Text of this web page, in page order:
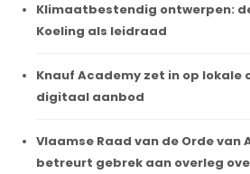
Klimaatbestendig ontwerpen:
Koeling als leidraad
Knauf Academy zet in op lokale
digitaal aanbod
Vlaamse Raad van de Orde van
betreurt gebrek aan overleg